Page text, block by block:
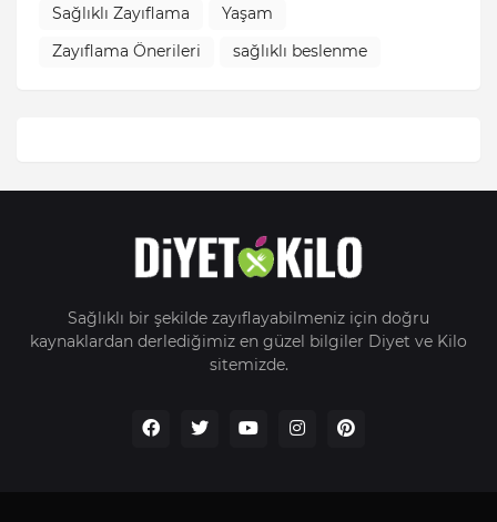
Sağlıklı Zayıflama
Yaşam
Zayıflama Önerileri
sağlıklı beslenme
Sağlıklı bir şekilde zayıflayabilmeniz için doğru
kaynaklardan derlediğimiz en güzel bilgiler Diyet ve Kilo
sitemizde.